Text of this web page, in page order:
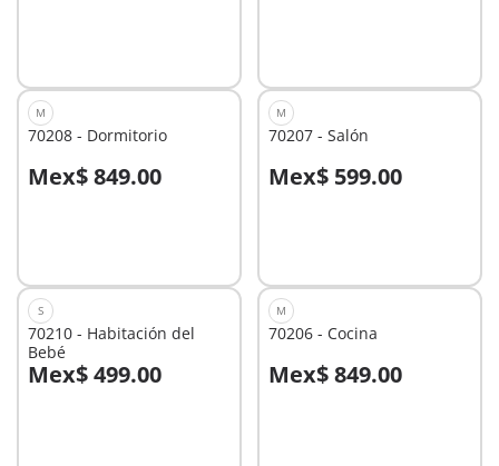
M
70208 - Dormitorio
Mex$ 849.00
M
70207 - Salón
Mex$ 599.00
S
70210 - Habitación del
Bebé
Mex$ 499.00
M
70206 - Cocina
Mex$ 849.00